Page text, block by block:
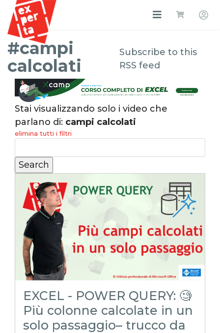
#campi
calcolati
Subscribe to this
RSS feed
Stai visualizzando solo i video che
parlano di: campi calcolati
elimina tutti i filtri
EXCEL - POWER QUERY: 🧐
Più colonne calcolate in un
solo passaggio– trucco da